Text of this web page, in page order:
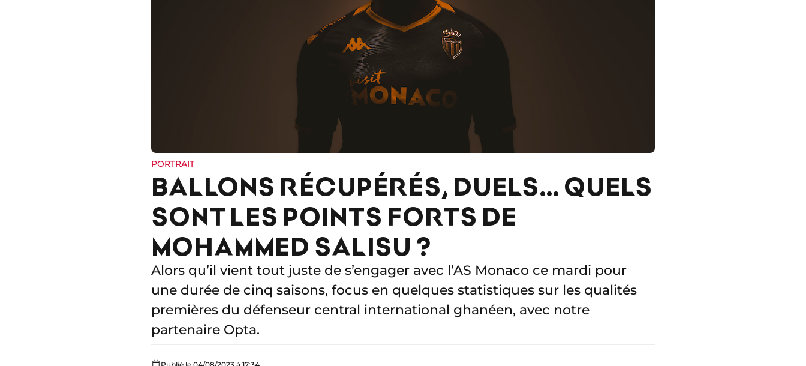
PORTRAIT
BALLONS RÉCUPÉRÉS, DUELS… QUELS
SONT LES POINTS FORTS DE
MOHAMMED SALISU ?
Alors qu’il vient tout juste de s’engager avec l’AS Monaco ce mardi pour
une durée de cinq saisons, focus en quelques statistiques sur les qualités
premières du défenseur central international ghanéen, avec notre
partenaire Opta.